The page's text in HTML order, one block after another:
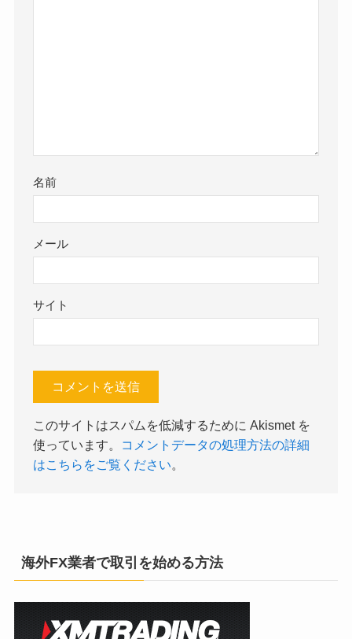
名前
メール
サイト
このサイトはスパムを低減するために Akismet を
使っています。
コメントデータの処理方法の詳細
はこちらをご覧ください。
海外FX業者で取引を始める方法